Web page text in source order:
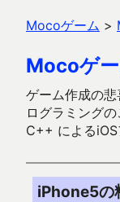
Mocoゲーム >
Mocoゲ
ゲーム作成の
ログラミング
C++ によるiOS
iPhone5の